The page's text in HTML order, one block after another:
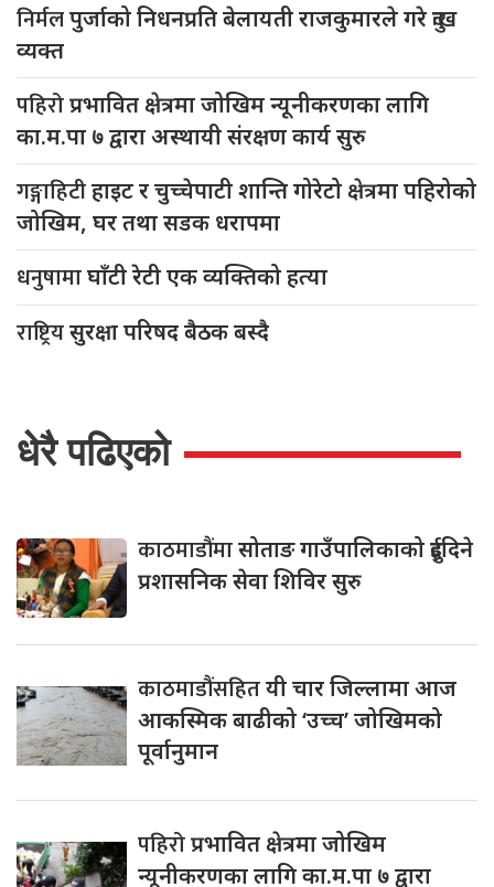
निर्मलपुर्जाको निधनप्रति बेलायती राजकुमारले गरे दुःख
व्यक्त
पहिरोप्रभावित क्षेत्रमा जोखिम न्यूनीकरणका लागि
का.म.पा ७ द्वारा अस्थायी संरक्षण कार्य सुरु
गङ्गाहिटीहाइट र चुच्चेपाटी शान्ति गोरेटो क्षेत्रमा पहिरोको
जोखिम, घर तथा सडक धरापमा
धनुषामाघाँटी रेटी एक व्यक्तिको हत्या
राष्ट्रियसुरक्षा परिषद बैठक बस्दै
धेरै पढिएको
काठमाडौंमासोताङ गाउँपालिकाको दुईदिने
प्रशासनिक सेवा शिविर सुरु
काठमाडौंसहितयी चार जिल्लामा आज
आकस्मिक बाढीको ‘उच्च’ जोखिमको
पूर्वानुमान
पहिरोप्रभावित क्षेत्रमा जोखिम
न्यूनीकरणका लागि का.म.पा ७ द्वारा